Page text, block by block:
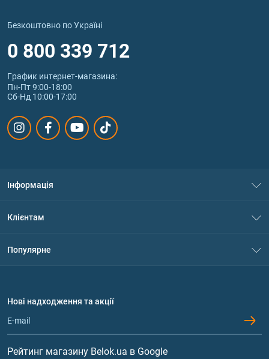
Безкоштовно по Україні
0 800 339 712
График интернет‑магазина:
Пн-Пт 9:00-18:00
Сб-Нд 10:00-17:00
Інформація
Політика конфіденційності
Обмін та повернення
Клієнтам
Популярне
Протеїн
Гейнери
Вітаміни та мінерали
Нові надходження та акції
Рейтинг магазину Belok.ua в Google